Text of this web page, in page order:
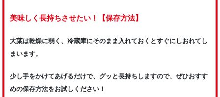
美味しく長持ちさせたい！【保存方法】
大葉は乾燥に弱く、冷蔵庫にそのまま入れておくとすぐにしおれてし
まいます。
少し手をかけてあげるだけで、グッと長持ちしますので、ぜひおすす
めの保存方法をお試しください！